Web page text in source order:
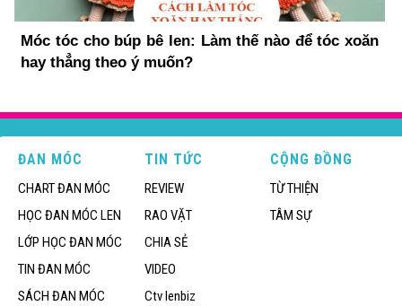
Móc tóc cho búp bê len: Làm thế nào để tóc xoăn
hay thẳng theo ý muốn?
ĐAN MÓC
CHART ĐAN MÓC
HỌC ĐAN MÓC LEN
LỚP HỌC ĐAN MÓC
TIN ĐAN MÓC
SÁCH ĐAN MÓC
TIN TỨC
REVIEW
RAO VẶT
CHIA SẺ
VIDEO
Ctv lenbiz
CỘNG ĐỒNG
TỪ THIỆN
TÂM SỰ